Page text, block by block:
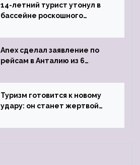
14-летний турист утонул в
бассейне роскошного
Anex сделал заявление по
рейсам в Анталию из 6
Туризм готовится к новому
удару: он станет жертвой